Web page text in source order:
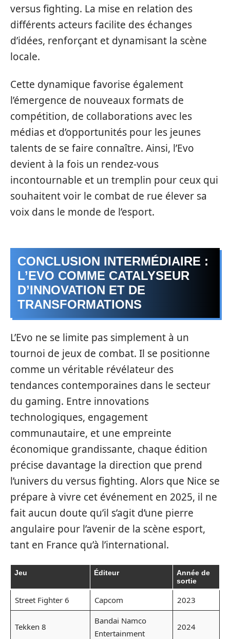
versus fighting. La mise en relation des
différents acteurs facilite des échanges
d’idées, renforçant et dynamisant la scène
locale.
Cette dynamique favorise également
l’émergence de nouveaux formats de
compétition, de collaborations avec les
médias et d’opportunités pour les jeunes
talents de se faire connaître. Ainsi, l’Evo
devient à la fois un rendez-vous
incontournable et un tremplin pour ceux qui
souhaitent voir le combat de rue élever sa
voix dans le monde de l’esport.
CONCLUSION INTERMÉDIAIRE :
L’EVO COMME CATALYSEUR
D’INNOVATION ET DE
TRANSFORMATIONS
L’Evo ne se limite pas simplement à un
tournoi de jeux de combat. Il se positionne
comme un véritable révélateur des
tendances contemporaines dans le secteur
du gaming. Entre innovations
technologiques, engagement
communautaire, et une empreinte
économique grandissante, chaque édition
précise davantage la direction que prend
l’univers du versus fighting. Alors que Nice se
prépare à vivre cet événement en 2025, il ne
fait aucun doute qu’il s’agit d’une pierre
angulaire pour l’avenir de la scène esport,
tant en France qu’à l’international.
Jeu Éditeur
Année de
sortie
Street Fighter 6 Capcom 2023
Tekken 8
Bandai Namco
Entertainment
2024